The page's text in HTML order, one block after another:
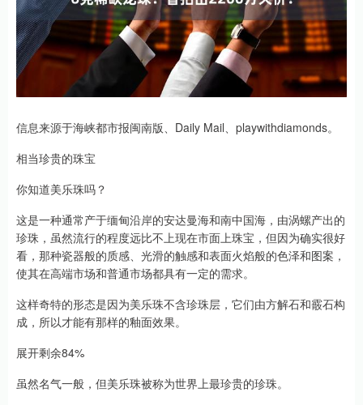
信息来源于海峡都市报闽南版、Daily Mail、playwithdiamonds。
相当珍贵的珠宝
你知道美乐珠吗？
这是一种通常产于缅甸沿岸的安达曼海和南中国海，由涡螺产出的
珍珠，虽然流行的程度远比不上现在市面上珠宝，但因为确实很好
看，那种瓷器般的质感、光滑的触感和表面火焰般的色泽和图案，
使其在高端市场和普通市场都具有一定的需求。
这样奇特的形态是因为美乐珠不含珍珠层，它们由方解石和霰石构
成，所以才能有那样的釉面效果。
展开剩余84%
虽然名气一般，但美乐珠被称为世界上最珍贵的珍珠。